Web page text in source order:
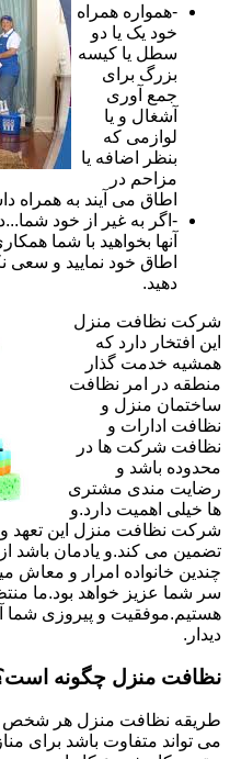
-همواره همراه
خود یک یا دو
سطل یا کیسه
بزرگ برای
جمع آوری
آشغال و یا
لوازمی که
بنظر اضافه یا
مزاحم در
اطاق می آیند به همراه
-اگر به غیر از خود
آنها بخواهید با شما
اطاق خود نمایید و سعی
دهید.
شرکت نظافت منزل
این افتخار دارد که
همشیه خدمت گذار
منطقه در امر نظافت
ساختمان منزل و
نظافت ادارات و
نظافت شرکت ها در
محدوده باشد و
رضایت مندی مشتری
ها خیلی اهمیت دارد.و
شرکت نظافت منزل این تعهد و
تضمین می کند.و یادمان باشد
چندین خانواده امرار و
سر شما عزیز خواهد بود.ما
هستیم.موفقیت و پیروزی شما
دیدار.
نظافت منزل چگونه
طریقه نظافت منزل هر شخص
می تواند متفاوت باشد برای